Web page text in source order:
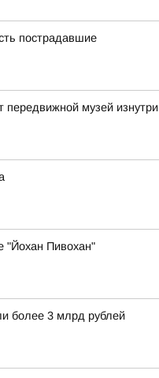
пострадавшие
передвижной музей изнутри
"Йохан Пивохан"
более 3 млрд рублей